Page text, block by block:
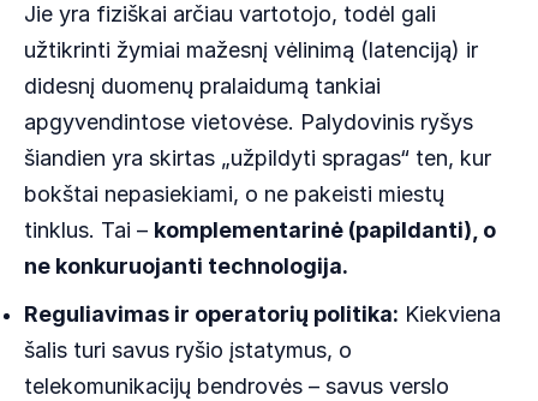
Jie yra fiziškai arčiau vartotojo, todėl gali
užtikrinti žymiai mažesnį vėlinimą (latenciją) ir
didesnį duomenų pralaidumą tankiai
apgyvendintose vietovėse. Palydovinis ryšys
šiandien yra skirtas „užpildyti spragas“ ten, kur
bokštai nepasiekiami, o ne pakeisti miestų
tinklus. Tai – komplementarinė (papildanti), o
ne konkuruojanti technologija.
Reguliavimas ir operatorių politika: Kiekviena
šalis turi savus ryšio įstatymus, o
telekomunikacijų bendrovės – savus verslo